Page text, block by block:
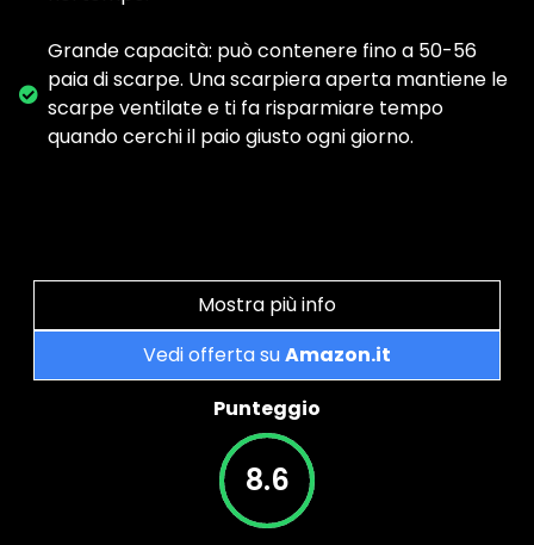
Grande capacità: può contenere fino a 50-56
paia di scarpe. Una scarpiera aperta mantiene le
scarpe ventilate e ti fa risparmiare tempo
quando cerchi il paio giusto ogni giorno.
Mostra più info
Vedi offerta suAmazon.it
Punteggio
8.6